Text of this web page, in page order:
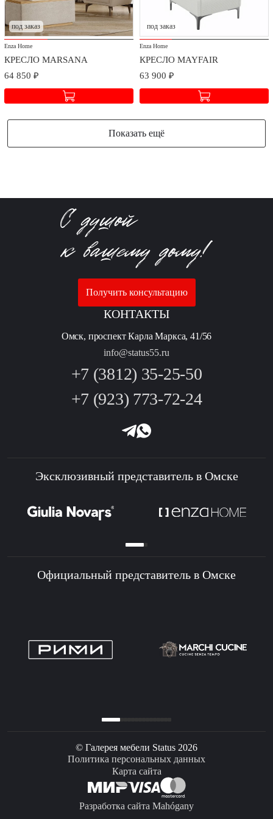
под заказ
Enza Home
КРЕСЛО MARSANA
64 850 ₽
под заказ
Enza Home
КРЕСЛО MAYFAIR
63 900 ₽
Показать ещё
Получить консультацию
КОНТАКТЫ
Омск, проспект Карла Маркса, 41/56
info@status55.ru
+7 (3812) 35-25-50
+7 (923) 773-72-24
Эксклюзивный представитель в Омске
Официальный представитель в Омске
© Галерея мебели Status 2026
Политика персональных данных
Карта сайта
Разработка сайта Mahógany